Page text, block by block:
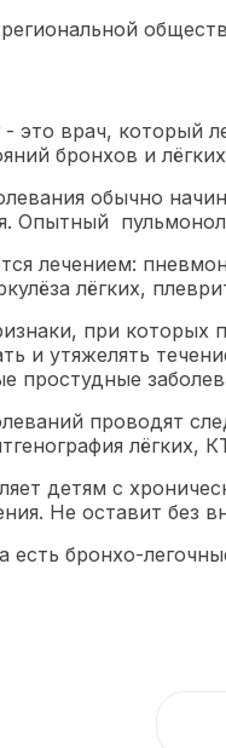
это врач, который
бронхов и
обычно
Опытный
лечением:
лёгких,
при которых
и утяжелять
простудные
проводят
детям с
Не оставит без
есть бронхо-